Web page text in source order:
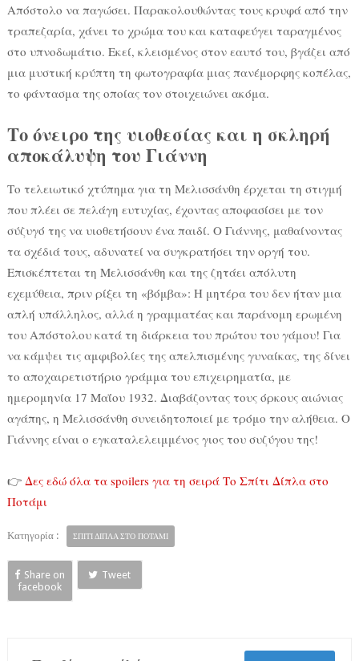
Απόστολο να παγώσει. Παρακολουθώντας τους κρυφά από την
τραπεζαρία, χάνει το χρώμα του και καταφεύγει ταραγμένος
στο υπνοδωμάτιο. Εκεί, κλεισμένος στον εαυτό του, βγάζει από
μια μυστική κρύπτη τη φωτογραφία μιας πανέμορφης κοπέλας,
το φάντασμα της οποίας τον στοιχειώνει ακόμα.
Το όνειρο της υιοθεσίας και η σκληρή
αποκάλυψη του Γιάννη
Το τελειωτικό χτύπημα για τη Μελισσάνθη έρχεται τη στιγμή
που πλέει σε πελάγη ευτυχίας, έχοντας αποφασίσει με τον
σύζυγό της να υιοθετήσουν ένα παιδί. Ο Γιάννης, μαθαίνοντας
τα σχέδιά τους, αδυνατεί να συγκρατήσει την οργή του.
Επισκέπτεται τη Μελισσάνθη και της ζητάει απόλυτη
εχεμύθεια, πριν ρίξει τη «βόμβα»: Η μητέρα του δεν ήταν μια
απλή υπάλληλος, αλλά η γραμματέας και παράνομη ερωμένη
του Απόστολου κατά τη διάρκεια του πρώτου του γάμου! Για
να κάμψει τις αμφιβολίες της απελπισμένης γυναίκας, της δίνει
το αποχαιρετιστήριο γράμμα του επιχειρηματία, με
ημερομηνία 17 Μαΐου 1932. Διαβάζοντας τους όρκους αιώνιας
αγάπης, η Μελισσάνθη συνειδητοποιεί με τρόμο την αλήθεια. Ο
Γιάννης είναι ο εγκαταλελειμμένος γιος του συζύγου της!
👉 Δες εδώ όλα τα spoilers για τη σειρά Το Σπίτι Δίπλα στο
Ποτάμι
Κατηγορία : ΣΠΙΤΙ ΔΙΠΛΑ ΣΤΟ ΠΟΤΑΜΙ
Share on
facebook
Tweet